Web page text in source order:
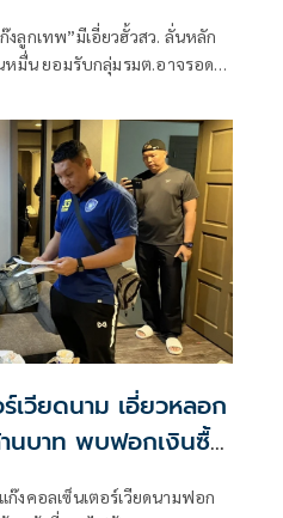
งลูกเทพ”มีเอี่ยวฮั้วสว. ลั่นหลัก
หมื่น ยอมรับกลุ่มรมต.อาจรอด
งเอาผิดติดคุก!
เวียดนาม เอี่ยวหลอก
นบาท พบฟอกเงินซื้อ
งคอลเซ็นเตอร์เวียดนามฟอก